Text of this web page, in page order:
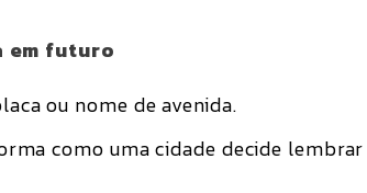
em futuro
ou nome de avenida.
como uma cidade decide